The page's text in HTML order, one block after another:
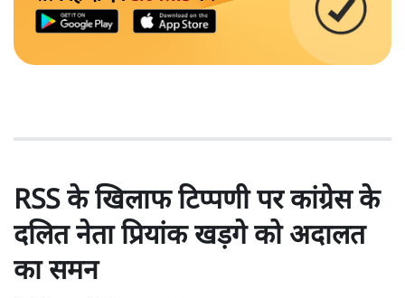
RSS के खिलाफ टिप्पणी पर कांग्रेस के
दलित नेता प्रियांक खड़गे को अदालत
का समन